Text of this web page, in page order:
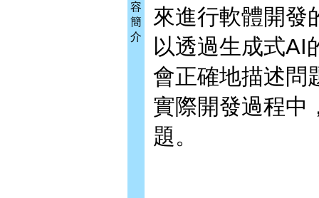
容
簡
介
來進行軟體開發
以透過生成式AI
會正確地描述問
實際開發過程中
題。